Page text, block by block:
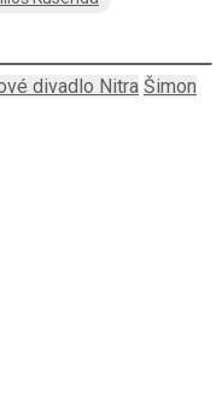
divadlo Nitra Šimon